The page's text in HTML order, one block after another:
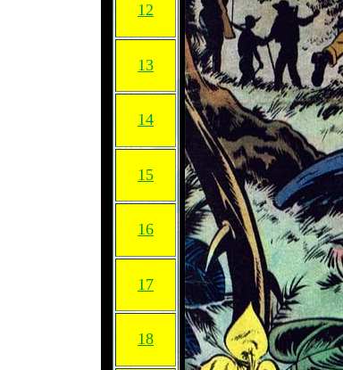
12
13
14
15
16
17
18